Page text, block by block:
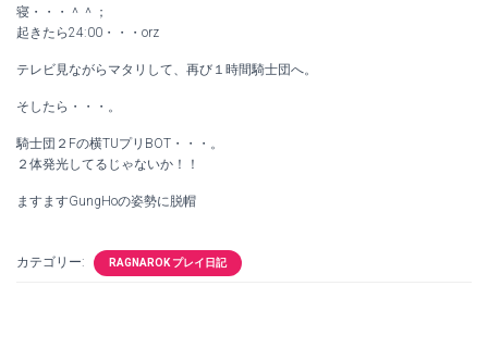
寝・・・＾＾；
起きたら24:00・・・orz
テレビ見ながらマタリして、再び１時間騎士団へ。
そしたら・・・。
騎士団２Fの横TUプリBOT・・・。
２体発光してるじゃないか！！
ますますGungHoの姿勢に脱帽
カテゴリー: RAGNAROK プレイ日記